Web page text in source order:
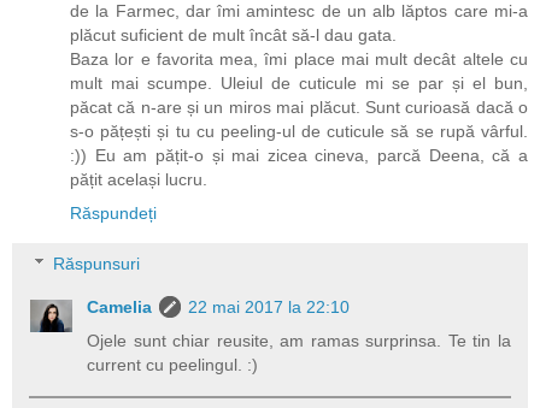
de la Farmec, dar îmi amintesc de un alb lăptos care mi-a
plăcut suficient de mult încât să-l dau gata.
Baza lor e favorita mea, îmi place mai mult decât altele cu
mult mai scumpe. Uleiul de cuticule mi se par și el bun,
păcat că n-are și un miros mai plăcut. Sunt curioasă dacă o
s-o pățești și tu cu peeling-ul de cuticule să se rupă vârful.
:)) Eu am pățit-o și mai zicea cineva, parcă Deena, că a
pățit același lucru.
Răspundeți
Răspunsuri
Camelia
22 mai 2017 la 22:10
Ojele sunt chiar reusite, am ramas surprinsa. Te tin la
current cu peelingul. :)